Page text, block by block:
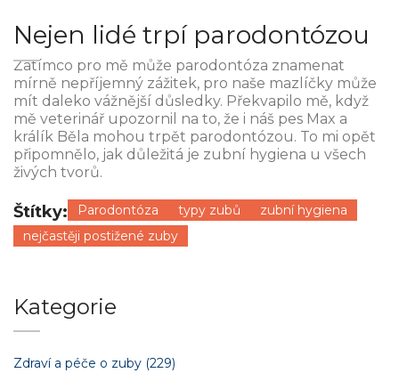
Nejen lidé trpí parodontózou
Zatímco pro mě může parodontóza znamenat
mírně nepříjemný zážitek, pro naše mazlíčky může
mít daleko vážnější důsledky. Překvapilo mě, když
mě veterinář upozornil na to, že i náš pes Max a
králík Běla mohou trpět parodontózou. To mi opět
připomnělo, jak důležitá je zubní hygiena u všech
živých tvorů.
Štítky: Parodontóza typy zubů
zubní hygiena
nejčastěji postižené zuby
Kategorie
Zdraví a péče o zuby (229)